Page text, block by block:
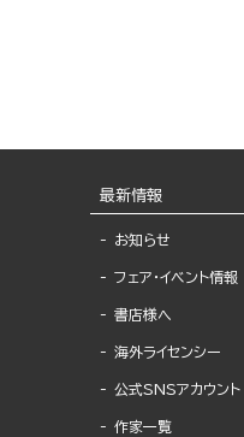
最新情報
お知らせ
フェア・イベント情報
書店様へ
海外ライセンシー
公式SNSアカウント
作家一覧